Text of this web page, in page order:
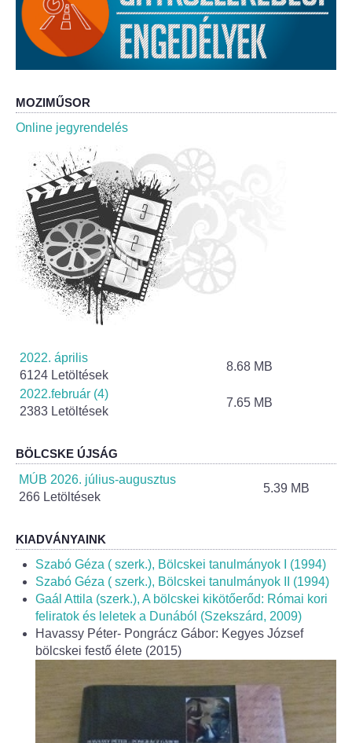
Roma Nemzetiségi Önkormányzat ülések
Rendeletek
Polgármesteri normatív határozatok
Önkormányzati támogatások
Szabályzatok
Pályázatok
Közbeszerzések
Szerződések
Helyi Esélyegyenlőség Program
Alapítványok
Helyi Építési Szabályzat
INTÉZMÉNYEK
Óvodakert
Egészségügy
Háziorvos
Gyermekorvos
MOZIMŰSOR
Online jegyrendelés
2022. április
6124 Letöltések
8.68 MB
2022.február (4)
2383 Letöltések
7.65 MB
BÖLCSKE ÚJSÁG
MÚB 2026. július-augusztus
266 Letöltések
5.39 MB
KIADVÁNYAINK
Szabó Géza ( szerk.), Bölcskei tanulmányok I (1994)
Szabó Géza ( szerk.), Bölcskei tanulmányok II (1994)
Gaál Attila (szerk.), A bölcskei kikötőerőd: Római kori
feliratok és leletek a Dunából (Szekszárd, 2009)
Havassy Péter- Pongrácz Gábor: Kegyes József
bölcskei festő élete (2015)